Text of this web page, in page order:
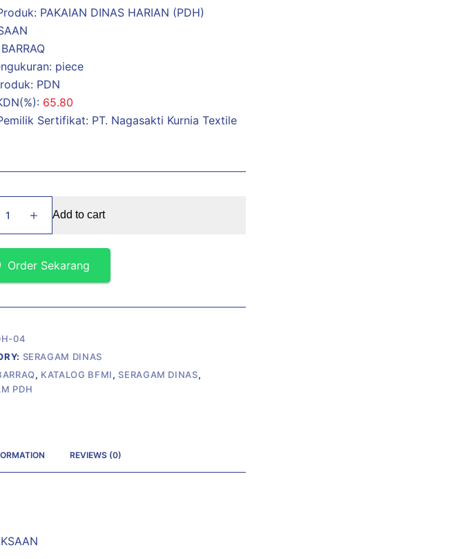
PAKAIAN DINAS HARIAN (PDH)
piece
PDN
65.80
Sertifikat: PT. Nagasakti Kurnia Textile
Add to cart
Order Sekarang
04
SERAGAM DINAS
, KATALOG BFMI, SERAGAM DINAS,
PDH
REVIEWS (0)